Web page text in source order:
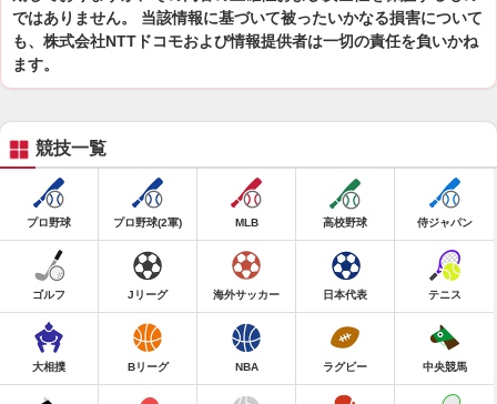
ではありません。 当該情報に基づいて被ったいかなる損害について
も、株式会社NTTドコモおよび情報提供者は一切の責任を負いかね
ます。
競技一覧
プロ野球 プロ野球(2軍) MLB 高校野球 侍ジャパン
ゴルフ Jリーグ 海外サッカー 日本代表 テニス
大相撲 Bリーグ NBA ラグビー 中央競馬